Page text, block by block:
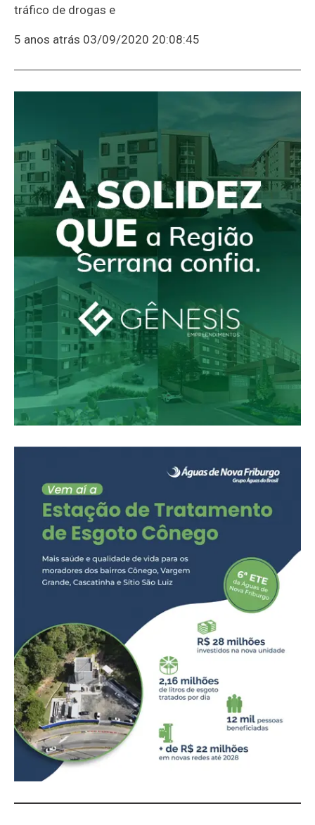
tráfico de drogas e
5 anos atrás 03/09/2020 20:08:45